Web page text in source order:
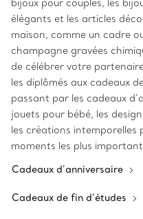
bijoux pour couples, les
élégants et les articles
maison, comme un cadre
champagne gravées
de célébrer votre
les diplômés aux cadeaux
passant par les cadeaux
jouets pour bébé, les
les créations intemporelles
moments les plus
Cadeaux d’anniversaire
Cadeaux de fin d’études